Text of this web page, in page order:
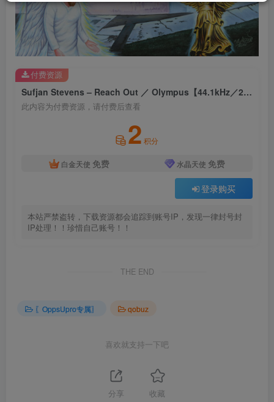
Sufjan Stevens – Reach Out ／ Olympus【44.1kHz／24bit】法国区
此内容为付费资源，请付费后查看
2 积分
白金天使 免费 水晶天使 免费
登录购买
本站严禁盗转，下载资源都会追踪到账号IP，发现一律封号封
IP处理！！珍惜自己账号！！
付费资源
THE END
〖OppsUpro专属〗 qobuz
喜欢就支持一下吧
分享 收藏